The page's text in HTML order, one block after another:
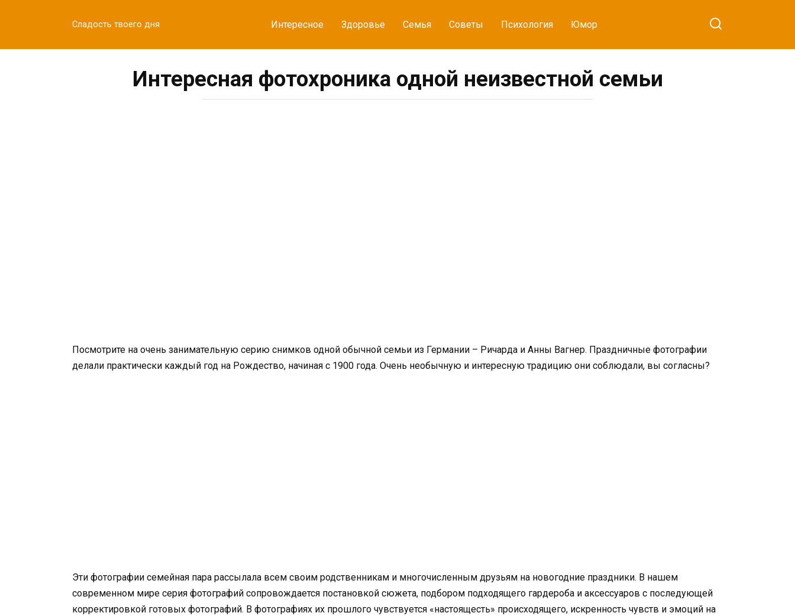
Сладость твоего дня Интересное Здоровье Семья Советы Психология Юмор
Интересная фотохроника одной неизвестной семьи
Посмотрите на очень занимательную серию снимков одной обычной семьи из Германии – Ричарда и Анны Вагнер. Праздничные фотографии
делали практически каждый год на Рождество, начиная с 1900 года. Очень необычную и интересную традицию они соблюдали, вы согласны?
Эти фотографии семейная пара рассылала всем своим родственникам и многочисленным друзьям на новогодние праздники. В нашем
современном мире серия фотографий сопровождается постановкой сюжета, подбором подходящего гардероба и аксессуаров с последующей
корректировкой готовых фотографий. В фотографиях их прошлого чувствуется «настоящесть» происходящего, искренность чувств и эмоций на